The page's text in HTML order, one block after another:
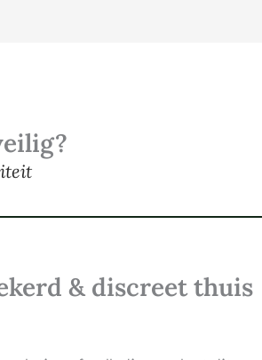
& discreet thuis